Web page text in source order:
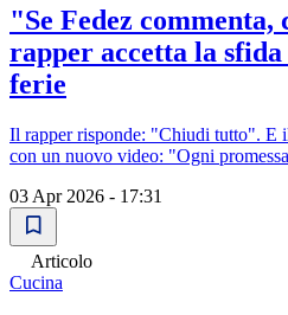
"Se Fedez
rapper accetta la
ferie
Il rapper risponde: "Chiudi tutto". E
con un nuovo video: "Ogni
03 Apr 2026 - 17:31
Articolo
Cucina